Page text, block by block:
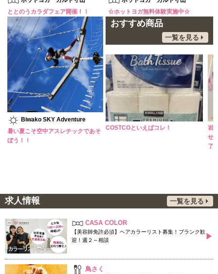
ととのうカラダフェア開催！！
☆ホットヨガ無料体験実施中☆
Biwako SKY Adventure
暑い夏こそ空中アスレチックであそ
ぼう！！
おすすめ商品
一覧を見る
COSTCOといえばコレ！
岩崎ちひろ ポスター入荷！お待た
求人情報 一覧を見る
CASA COLOR
【美容師免許必須】ヘアカラーリスト募集！ブランク歓
迎！週２～相談
▶
鳥さく